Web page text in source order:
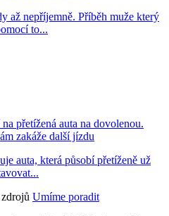
až nepříjemně. Příběh muže který
to...
přetížená auta na dovolenou.
zakáže další jízdu
auta, která působí přetíženě už
Umíme poradit